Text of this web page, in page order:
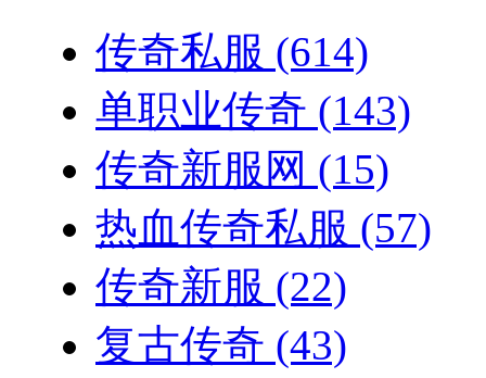
传奇私服 (614)
单职业传奇 (143)
传奇新服网 (15)
热血传奇私服 (57)
传奇新服 (22)
复古传奇 (43)